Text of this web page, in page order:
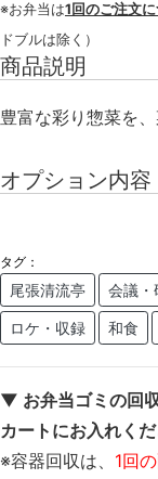
※お弁当は1回のご注文
ドブルは除く）
商品説明
豊富な彩り惣菜を
オプション内容
タグ：
尾張清流亭 会議・
ロケ・収録 和食
▼ お弁当ゴミの回
カートにお入れく
※容器回収は、 1回